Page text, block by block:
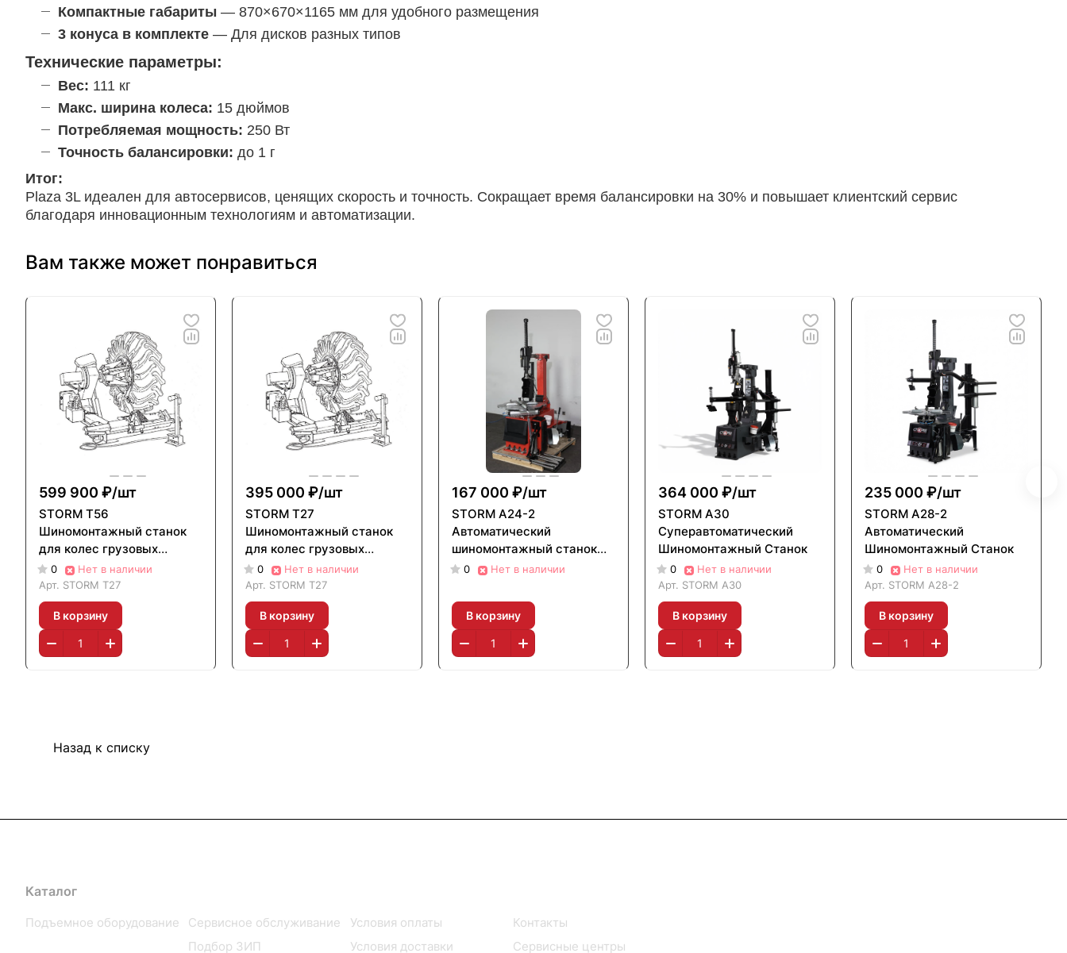
Компактные габариты — 870×670×1165 мм для удобного размещения
3 конуса в комплекте — Для дисков разных типов
Технические параметры:
Вес: 111 кг
Макс. ширина колеса: 15 дюймов
Потребляемая мощность: 250 Вт
Точность балансировки: до 1 г
Итог:
Plaza 3L идеален для автосервисов, ценящих скорость и точность. Сокращает время балансировки на 30% и повышает клиентский сервис
благодаря инновационным технологиям и автоматизации.
Вам также может понравиться
599 900 ₽/шт
STORM T56
Шиномонтажный станок
для колес грузовых
автомобилей
0
Нет в наличии
Арт. STORM T27
В корзину
395 000 ₽/шт
STORM T27
Шиномонтажный станок
для колес грузовых
автомобилей
0
Нет в наличии
Арт. STORM T27
В корзину
167 000 ₽/шт
STORM A24-2
Автоматический
шиномонтажный станок
СТОРМ А24-2
0 Нет в наличии
В корзину
364 000 ₽/шт
STORM A30
Суперавтоматический
Шиномонтажный Станок
0
Нет в наличии
Арт. STORM A30
В корзину
235 000 ₽/шт
STORM A28-2
Автоматический
Шиномонтажный Станок
0
Нет в наличии
Арт. STORM A28-2
В корзину
Назад к списку
Каталог
Подъемное оборудование
Сервисное обслуживание
Подбор ЗИП
Условия оплаты
Условия доставки
Контакты
Сервисные центры